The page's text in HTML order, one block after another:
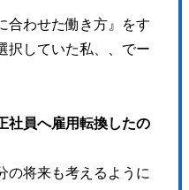
合わせた働き方』をす
択していた私、、でー
社員へ雇用転換したの
将来も考えるように